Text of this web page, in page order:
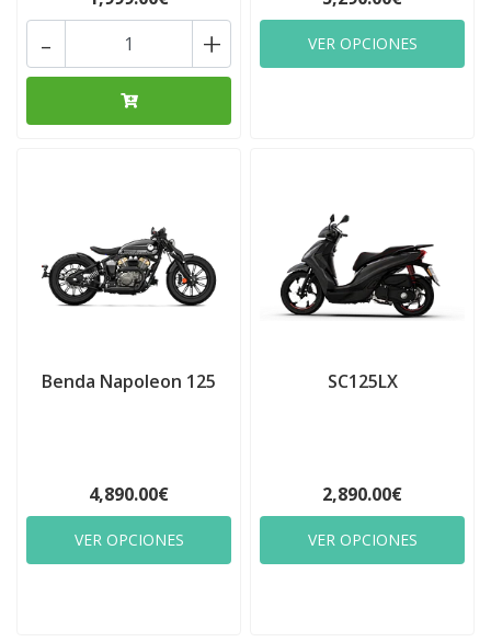
+
- VER OPCIONES
Benda Napoleon 125
4,890.00€
VER OPCIONES
SC125LX
2,890.00€
VER OPCIONES